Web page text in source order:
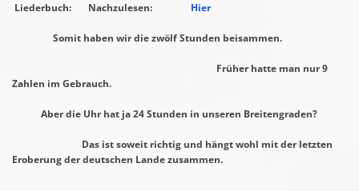
Liederbuch: Nachzulesen: Hier
Somit haben wir die zwölf Stunden beisammen.
Früher hatte man nur 9
Zahlen im Gebrauch.
Aber die Uhr hat ja 24 Stunden in unseren Breitengraden?
Das ist soweit richtig und hängt wohl mit der letzten
Eroberung derdeutschen Landezusammen.